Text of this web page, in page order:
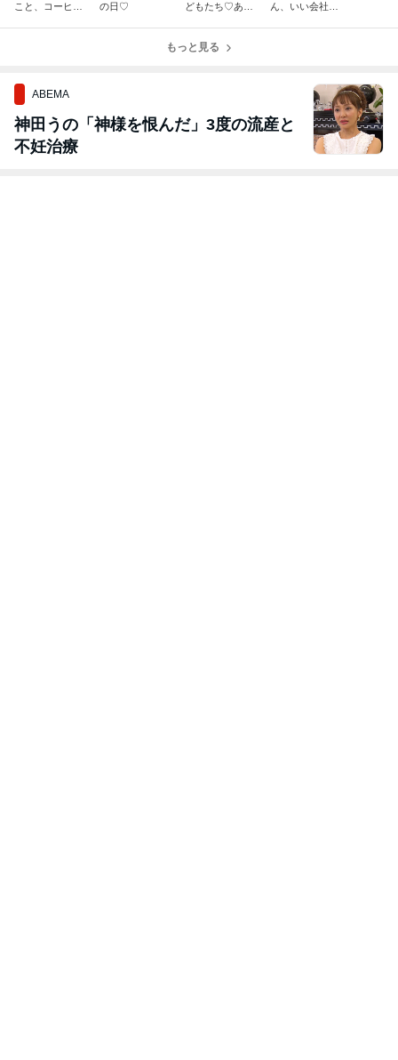
こと、コーヒー
の日♡
どもたち♡あり
ん、いい会社さ
もっと見る
ABEMA
神田うの「神様を恨んだ」3度の流産と
不妊治療